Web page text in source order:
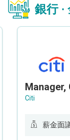
銀行 ·
Citi
薪金面